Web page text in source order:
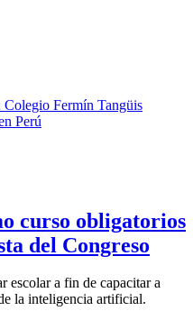
curso obligatorios
del Congreso
escolar a fin de capacitar a
la inteligencia artificial.